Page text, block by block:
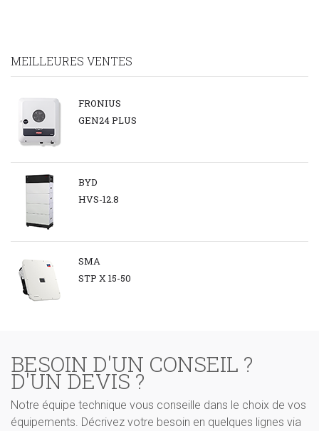
MEILLEURES VENTES
FRONIUS
GEN24 PLUS
BYD
HVS-12.8
SMA
STP X 15-50
BESOIN D'UN CONSEIL ?
D'UN DEVIS ?
Notre équipe technique vous conseille dans le choix de vos
équipements. Décrivez votre besoin en quelques lignes via